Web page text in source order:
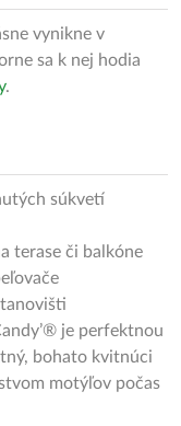
vynikne v
sa k nej hodia
.
súkvetí
terase či balkóne
je perfektnou
bohato kvitnúci
motýľov počas